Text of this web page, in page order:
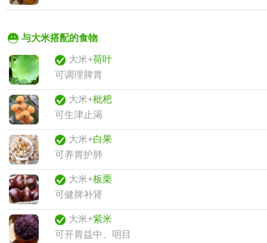
与大米搭配的食物
大米+荷叶
可调理脾胃
大米+枇杷
可生津止渴
大米+白果
可养胃护肺
大米+板栗
可健脾补肾
大米+紫米
可开胃益中、明目